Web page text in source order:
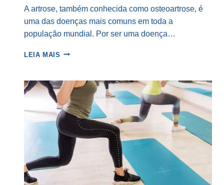
A artrose, também conhecida como osteoartrose, é
uma das doenças mais comuns em toda a
população mundial. Por ser uma doença…
LEIA MAIS ARTROSE
TEM
CURA?